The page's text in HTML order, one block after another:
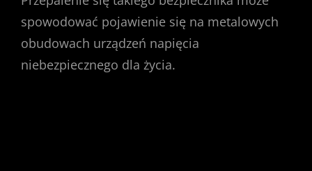
spowodować pojawienie się na metalowych
obudowach urządzeń napięcia
niebezpiecznego dla życia.